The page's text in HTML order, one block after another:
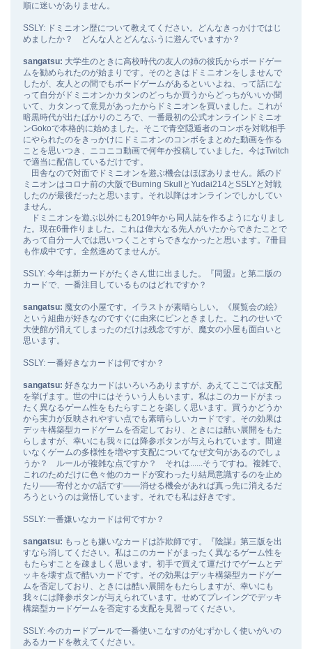
順に迷いがありません。
SSLY: ドミニオン歴について教えてください。どんなきっかけではじ
めましたか？ どんな人とどんなふうに遊んでいますか？
sangatsu: 大学生のときに高校時代の友人の姉の彼氏からボードゲー
ムを勧められたのが始まりです。そのときはドミニオンをしませんで
したが、友人との間でもボードゲームがあるといいよね、って話にな
って自分がドミニオンかカタンのどっちか買うからどっちがいいか聞
いて、カタンって意見があったからドミニオンを買いました。これが
暗黒時代が出たばかりのころで、一番最初の公式オンラインドミニオ
ンGokoで本格的に始めました。そこで青空隠遁者のコンボを対戦相手
にやられたのをきっかけにドミニオンのコンボをまとめた動画を作る
ことを思いつき、ニコニコ動画で何年か投稿していました。今はTwitch
で適当に配信しているだけです。
田舎なので対面でドミニオンを遊ぶ機会はほぼありません。紙のド
ミニオンはコロナ前の大阪でBurning SkullとYudai214とSSLYと対戦
したのが最後だったと思います。それ以降はオンラインでしかしてい
ません。
ドミニオンを遊ぶ以外にも2019年から同人誌を作るようになりまし
た。現在6冊作りました。これは偉大なる先人がいたからできたことで
あって自分一人では思いつくことすらできなかったと思います。7冊目
も作成中です。全然進めてませんが。
SSLY: 今年は新カードがたくさん世に出ました。『同盟』と第二版の
カードで、一番注目しているものはどれですか？
sangatsu: 魔女の小屋です。イラストが素晴らしい。《展覧会の絵》
という組曲が好きなのですぐに由来にピンときました。これのせいで
大使館が消えてしまったのだけは残念ですが、魔女の小屋も面白いと
思います。
SSLY: 一番好きなカードは何ですか？
sangatsu: 好きなカードはいろいろありますが、あえてここでは支配
を挙げます。世の中にはそういう人もいます。私はこのカードがまっ
たく異なるゲーム性をもたらすことを楽しく思います。買うかどうか
から実力が反映されやすい点でも素晴らしいカードです。その効果は
デッキ構築型カードゲームを否定しており、ときには酷い展開をもた
らしますが、幸いにも我々には降参ボタンが与えられています。間違
いなくゲームの多様性を増やす支配についてなぜ文句があるのでしょ
うか？ ルールが複雑な点ですか？ それは......そうですね。複雑で、
これのためだけに色々他のカードが変わったり結局意識するのを止め
たり――寄付とかの話です――消せる機会があれば真っ先に消えるだ
ろうというのは覚悟しています。それでも私は好きです。
SSLY: 一番嫌いなカードは何ですか？
sangatsu: もっとも嫌いなカードは詐欺師です。『陰謀』第三版を出
すなら消してください。私はこのカードがまったく異なるゲーム性を
もたらすことを疎ましく思います。初手で買えて運だけでゲームとデ
ッキを壊す点で酷いカードです。その効果はデッキ構築型カードゲー
ムを否定しており、ときには酷い展開をもたらしますが、幸いにも
我々には降参ボタンが与えられています。せめてプレイングでデッキ
構築型カードゲームを否定する支配を見習ってください。
SSLY: 今のカードプールで一番使いこなすのがむずかしく使いがいの
あるカードを教えてください。